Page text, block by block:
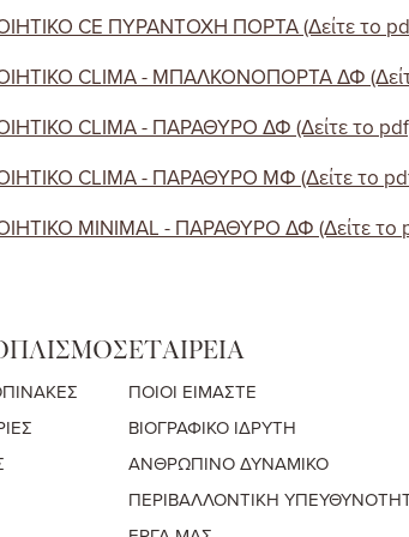
CE ΠΥΡΑΝΤΟΧΗ ΠΟΡΤΑ (Δείτε το
CLIMA - ΜΠΑΛΚΟΝΟΠΟΡΤΑ ΔΦ
CLIMA - ΠΑΡΑΘΥΡΟ ΔΦ (Δείτε το
CLIMA - ΠΑΡΑΘΥΡΟ ΜΦ (Δείτε το
MINIMAL - ΠΑΡΑΘΥΡΟ ΔΦ (Δείτε το
ΕΤΑΙΡΕΙΑ
ΠΟΙΟΙ ΕΙΜΑΣΤΕ
ΒΙΟΓΡΑΦΙΚΟ ΙΔΡΥΤΗ
ΑΝΘΡΩΠΙΝΟ ΔΥΝΑΜΙΚΟ
ΠΕΡΙΒΑΛΛΟΝΤΙΚΗ